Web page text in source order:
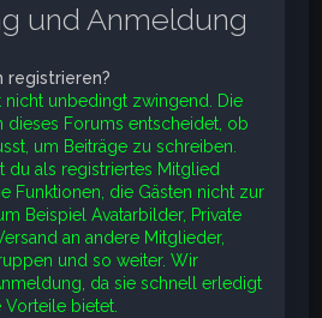
und Anmeldung
registrieren?
nicht unbedingt zwingend. Die
dieses Forums entscheidet, ob
um Beiträge zu schreiben.
du als registriertes Mitglied
Funktionen, die Gästen nicht zur
Beispiel Avatarbilder, Private
an andere Mitglieder,
und so weiter. Wir
da sie schnell erledigt
bietet.